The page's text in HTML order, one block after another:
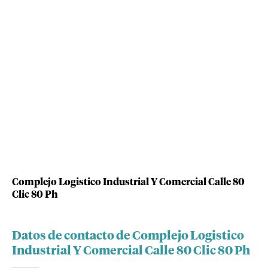
Complejo Logistico Industrial Y Comercial Calle 80
Clic 80 Ph
Datos de contacto de Complejo Logistico
Industrial Y Comercial Calle 80 Clic 80 Ph